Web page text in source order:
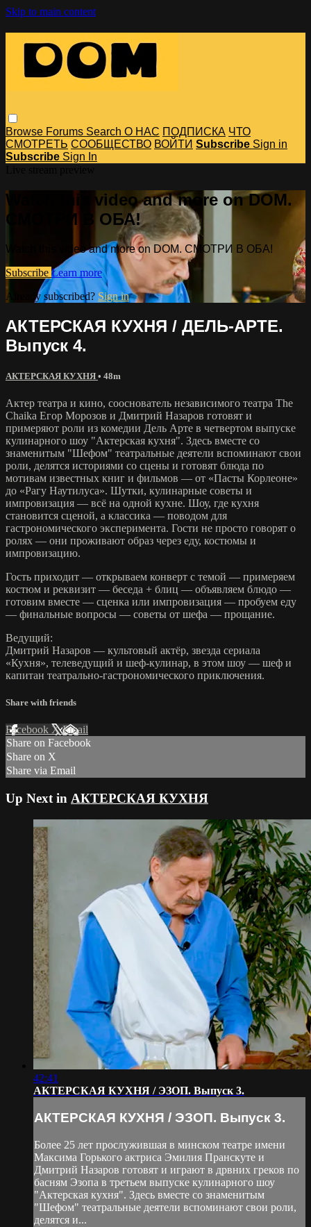
Skip to main content
Browse Forums Search О НАС ПОДПИСКА ЧТО
СМОТРЕТЬ СООБЩЕСТВО ВОЙТИ Subscribe Sign in
Subscribe Sign In
Watch this video and more on DOM.
СМОТРИ В ОБА!
Watch this video and more on DOM. СМОТРИ В ОБА!
Subscribe Learn more
Already subscribed? Sign in
АКТЕРСКАЯ КУХНЯ / ДЕЛЬ-АРТЕ.
Выпуск 4.
АКТЕРСКАЯ КУХНЯ • 48m
Актер театра и кино, сооснователь независимого театра The
Chaika Егор Морозов и Дмитрий Назаров готовят и
примеряют роли из комедии Дель Арте в четвертом выпуске
кулинарного шоу "Актерская кухня". Здесь вместе со
знаменитым "Шефом" театральные деятели вспоминают свои
роли, делятся историями со сцены и готовят блюда по
мотивам известных книг и фильмов — от «Пасты Корлеоне»
до «Рагу Наутилуса». Шутки, кулинарные советы и
импровизация — всё на одной кухне. Шоу, где кухня
становится сценой, а классика — поводом для
гастрономического эксперимента. Гости не просто говорят о
ролях — они проживают образ через еду, костюмы и
импровизацию.
Гость приходит — открываем конверт с темой — примеряем
костюм и реквизит — беседа + блиц — объявляем блюдо —
готовим вместе — сценка или импровизация — пробуем еду
— финальные вопросы — советы от шефа — прощание.
Ведущий:
Дмитрий Назаров — культовый актёр, звезда сериала
«Кухня», телеведущий и шеф-кулинар, в этом шоу — шеф и
капитан театрально-гастрономического приключения.
Share with friends
Facebook XEmail
Share on Facebook
Share on X
Share via Email
Up Next in АКТЕРСКАЯ КУХНЯ
42:41
АКТЕРСКАЯ КУХНЯ / ЭЗОП. Выпуск 3.
АКТЕРСКАЯ КУХНЯ / ЭЗОП. Выпуск 3.
Более 25 лет прослужившая в минском театре имени
Максима Горького актриса Эмилия Пранскуте и
Дмитрий Назаров готовят и играют в дрвних греков по
басням Эзопа в третьем выпуске кулинарного шоу
"Актерская кухня". Здесь вместе со знаменитым
"Шефом" театральные деятели вспоминают свои роли,
делятся и...